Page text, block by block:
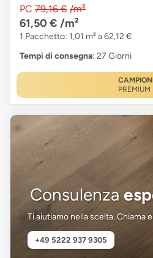
PC 79,16 € /m²
61,50 € /m²
1 Pacchetto: 1,01 m² a 62,12 €
Tempi di consegna: 27 Giorni
PREMIUM
Consulenza
Ti aiutiamo nella scelta. Chiama
+49 5222 937 9305